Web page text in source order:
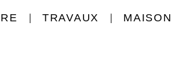
TRAVAUX MAISON